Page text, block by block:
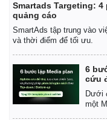
Smartads Targeting:
quảng cáo
SmartAds tập trung vào
và thời điểm để tối ưu.
6
cứu
Dưới
một